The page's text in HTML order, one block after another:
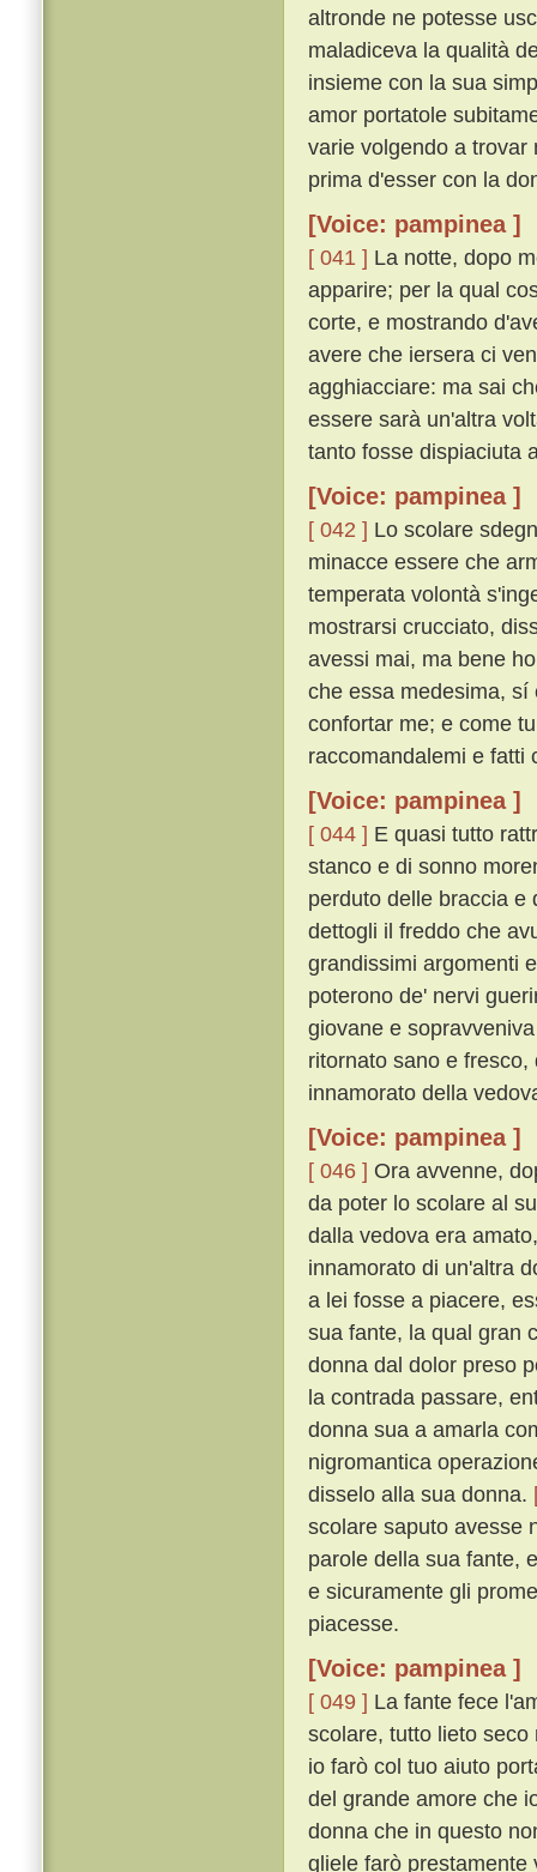
altronde ne potesse
maladiceva la qualità
insieme con la sua
amor portatole
varie volgendo a trovar
prima d'esser con la
[Voice: pampinea ]
[ 041 ] La notte, dopo
apparire; per la qual
corte, e mostrando
avere che iersera ci
agghiacciare: ma sai
essere sarà un'altra
tanto fosse dispiaciuta
[Voice: pampinea ]
[ 042 ] Lo scolare
minacce essere che
temperata volontà
mostrarsi crucciato,
avessi mai, ma bene
che essa medesima,
confortar me; e come
raccomandalemi e fatti
[Voice: pampinea ]
[ 044 ] E quasi tutto
stanco e di sonno
perduto delle braccia e
dettogli il freddo che
grandissimi argomenti
poterono de' nervi
giovane e
ritornato sano e
innamorato della
[Voice: pampinea ]
[ 046 ] Ora avvenne,
da poter lo scolare al
dalla vedova era
innamorato di un'altra
a lei fosse a piacere,
sua fante, la qual gran
donna dal dolor preso
la contrada passare,
donna sua a amarla
nigromantica
disselo alla sua donna.
scolare saputo avesse
parole della sua fante,
e sicuramente gli
piacesse.
[Voice: pampinea ]
[ 049 ] La fante fece
scolare, tutto lieto seco
io farò col tuo aiuto
del grande amore che
donna che in questo
gliele farò prestamente